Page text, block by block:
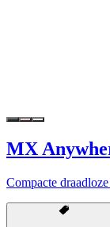
MX
Compacte